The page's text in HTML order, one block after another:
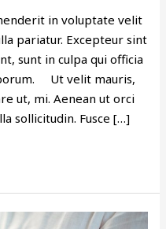
in voluptate velit
pariatur. Excepteur sint
sunt in culpa qui officia
Ut velit mauris,
ut, mi. Aenean ut orci
sollicitudin. Fusce […]